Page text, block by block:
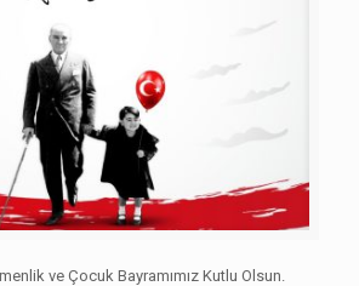
ve Çocuk Bayramımız Kutlu Olsun.